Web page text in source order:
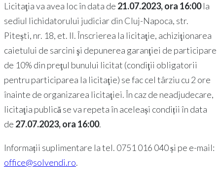
Licitaţia va avea loc în data de 21.07.2023, ora 16:00la
sediul lichidatorului judiciar din Cluj-Napoca, str.
Pitești, nr. 18, et. II. Înscrierea la licitaţie, achiziţionarea
caietului de sarcini şi depunerea garanţiei de participare
de 10% din preţul bunului licitat (condiţii obligatorii
pentru participarea la licitaţie) se fac cel târziu cu 2 ore
înainte de organizarea licitaţiei. În caz de neadjudecare,
licitaţia publică se va repeta în aceleași condiții în data
de 27.07.2023, ora 16:00.
Informații suplimentare la tel. 0751 016 040 și pe e-mail:
office@solvendi.ro.